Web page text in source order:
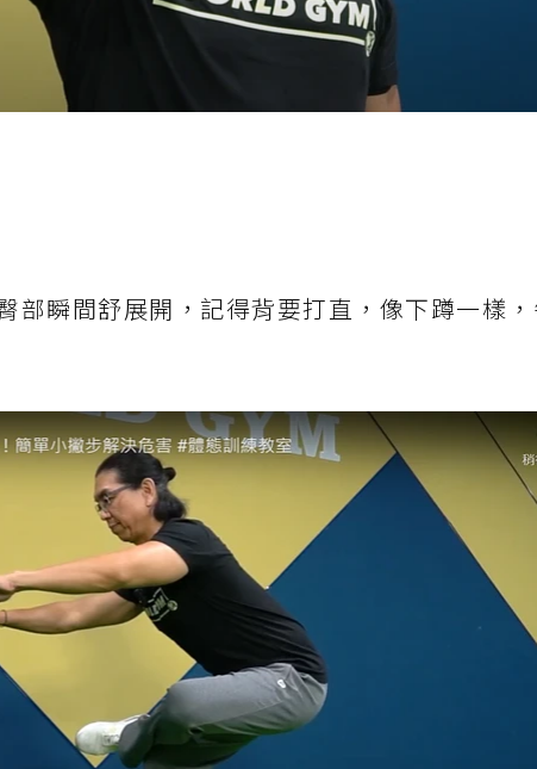
部瞬間舒展開，記得背要打直，像下蹲一樣